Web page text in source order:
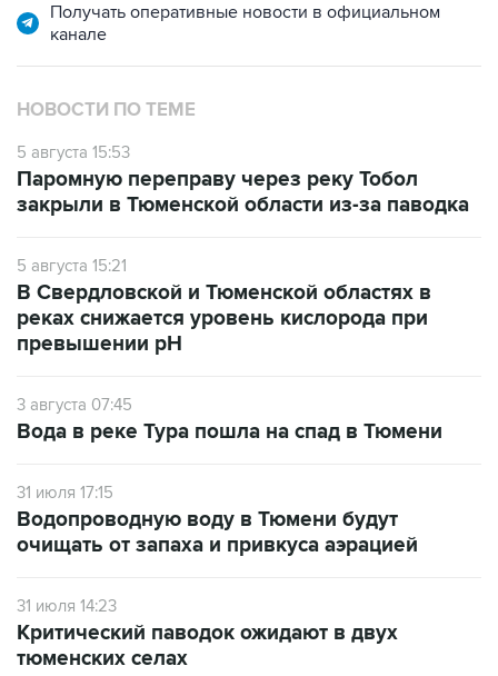
Получать оперативные новости в официальном
канале
НОВОСТИ ПО ТЕМЕ
5 августа 15:53
Паромную переправу через реку Тобол
закрыли в Тюменской области из-за паводка
5 августа 15:21
В Свердловской и Тюменской областях в
реках снижается уровень кислорода при
превышении рН
3 августа 07:45
Вода в реке Тура пошла на спад в Тюмени
31 июля 17:15
Водопроводную воду в Тюмени будут
очищать от запаха и привкуса аэрацией
31 июля 14:23
Критический паводок ожидают в двух
тюменских селах